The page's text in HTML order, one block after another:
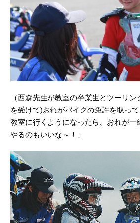
（西森先生が教室の卒業生とツーリ
を受けて)おれがバイクの免許を取っ
教室に行くようになったら、おれが一
やるのもいいな～！」